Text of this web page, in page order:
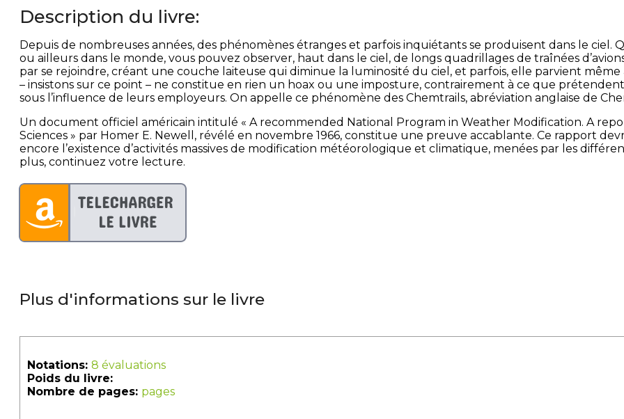
Description du livre:
Depuis de nombreuses années, des phénomènes étranges et parfois inquiétants se produisent dans le ciel.
ou ailleurs dans le monde, vous pouvez observer, haut dans le ciel, de longs quadrillages de traînées
par se rejoindre, créant une couche laiteuse qui diminue la luminosité du ciel, et parfois, elle parvient
– insistons sur ce point – ne constitue en rien un hoax ou une imposture, contrairement à ce que
sous l’influence de leurs employeurs. On appelle ce phénomène des Chemtrails, abréviation anglaise de
Un document officiel américain intitulé « A recommended National Program in Weather Modification. A
Sciences » par Homer E. Newell, révélé en novembre 1966, constitue une preuve accablante. Ce rapport
encore l’existence d’activités massives de modification météorologique et climatique, menées par les
plus, continuez votre lecture.
Plus d'informations sur le livre
Notations: 8 évaluations
Poids du livre:
Nombre de pages: pages